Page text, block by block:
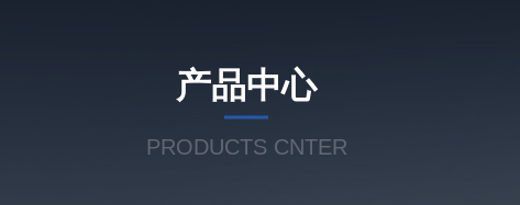
产品中心
PRODUCTS CNTER